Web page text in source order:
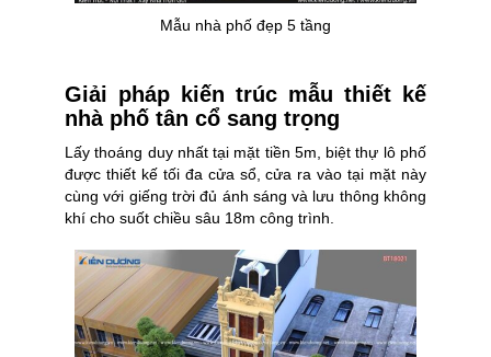
Mẫu nhà phố đẹp 5 tầng
Giải pháp kiến trúc mẫu thiết kế
nhà phố tân cổ sang trọng
Lấy thoáng duy nhất tại mặt tiền 5m, biệt thự lô phố
được thiết kế tối đa cửa sổ, cửa ra vào tại mặt này
cùng với giếng trời đủ ánh sáng và lưu thông không
khí cho suốt chiều sâu 18m công trình.